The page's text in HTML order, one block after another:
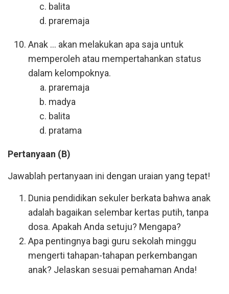
balita
praremaja
Anak ... akan melakukan apa saja untuk
memperoleh atau mempertahankan status
dalam kelompoknya.
praremaja
madya
balita
pratama
Pertanyaan (B)
Jawablah pertanyaan ini dengan uraian yang tepat!
Dunia pendidikan sekuler berkata bahwa anak
adalah bagaikan selembar kertas putih, tanpa
dosa. Apakah Anda setuju? Mengapa?
Apa pentingnya bagi guru sekolah minggu
mengerti tahapan-tahapan perkembangan
anak? Jelaskan sesuai pemahaman Anda!